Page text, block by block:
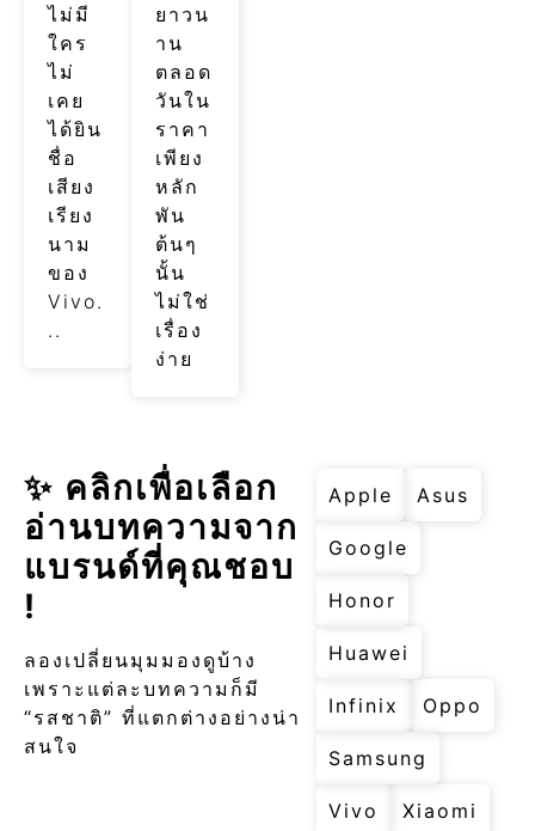
ไม่มี
ใคร
ไม่
เคย
ได้ยิน
ชื่อ
เสียง
เรียง
นาม
ของ
Vivo.
..
ยาวน
าน
ตลอด
วันใน
ราคา
เพียง
หลัก
พัน
ต้นๆ
นั้น
ไม่ใช่
เรื่อง
ง่าย
✨ คลิกเพื่อเลือก
อ่านบทความจาก
แบรนด์ที่คุณชอบ
!
ลองเปลี่ยนมุมมองดูบ้าง
เพราะแต่ละบทความก็มี
“รสชาติ” ที่แตกต่างอย่างน่า
สนใจ
Apple Asus
Google
Honor
Huawei
Infinix Oppo
Samsung
Vivo Xiaomi